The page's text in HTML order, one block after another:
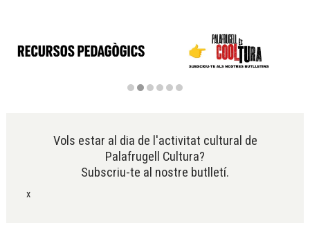
Vols estar al dia de l'activitat cultural de
Palafrugell Cultura?
Subscriu-te al nostre butlletí.
x